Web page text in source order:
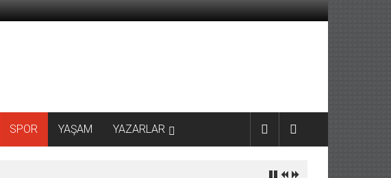
SPOR YAŞAM YAZARLAR